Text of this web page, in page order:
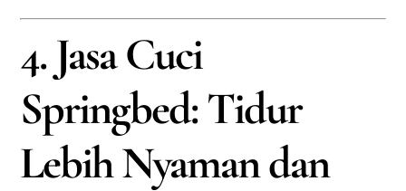
4. Jasa Cuci
Springbed: Tidur
Lebih Nyaman dan